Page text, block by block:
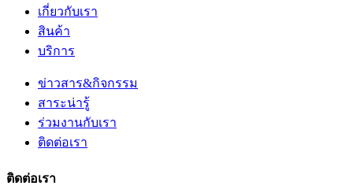
เกี่ยวกับเรา
สินค้า
บริการ
ข่าวสาร&กิจกรรม
สาระน่ารู้
ร่วมงานกับเรา
ติดต่อเรา
ติดต่อเรา